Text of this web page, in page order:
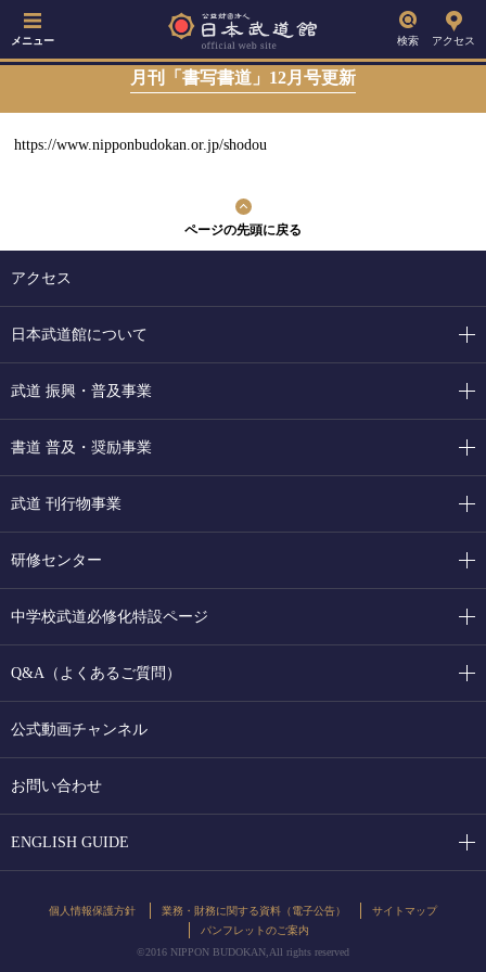
メニュー 検索 アクセス
月刊「書写書道」12月号更新
https://www.nipponbudokan.or.jp/shodou
ページの先頭に戻る
アクセス
日本武道館について
武道 振興・普及事業
書道 普及・奨励事業
武道 刊行物事業
研修センター
中学校武道必修化特設ページ
Q&A（よくあるご質問）
公式動画チャンネル
お問い合わせ
ENGLISH GUIDE
個人情報保護方針 業務・財務に関する資料（電子公告）
サイトマップ
パンフレットのご案内
©2016 NIPPON BUDOKAN,All rights reserved